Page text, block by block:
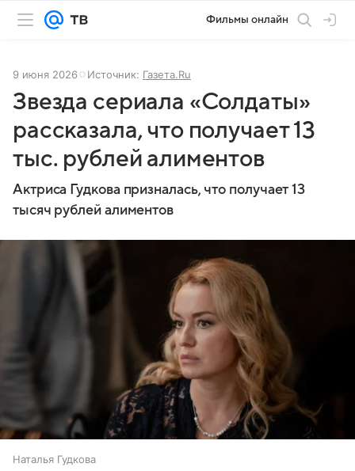
Фильмы онлайн
9 июня 2026 Источник: Газета.Ru
Звезда сериала «Солдаты»
рассказала, что получает 13
тыс. рублей алиментов
Актриса Гудкова призналась, что получает 13
тысяч рублей алиментов
Наталья Гудкова